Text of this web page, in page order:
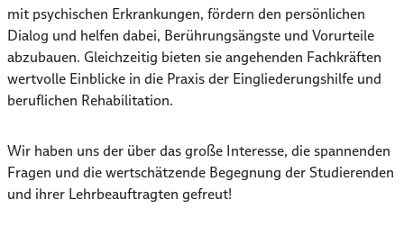
mit psychischen Erkrankungen, fördern den persönlichen
Dialog und helfen dabei, Berührungsängste und Vorurteile
abzubauen. Gleichzeitig bieten sie angehenden Fachkräften
wertvolle Einblicke in die Praxis der Eingliederungshilfe und
beruflichen Rehabilitation.
Wir haben uns der über das große Interesse, die spannenden
Fragen und die wertschätzende Begegnung der Studierenden
und ihrer Lehrbeauftragten gefreut!